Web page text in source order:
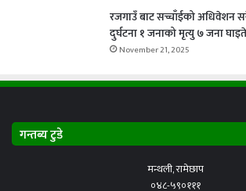
रजगाउँ बाट सच्चाँईको अधिवेशन
दुर्घटना १ जनाको मृत्यु ७ जना घाइते
November 21, 2025
गन्तब्य टुडे
मन्थली, रामेछाप
०४८-५९०१११